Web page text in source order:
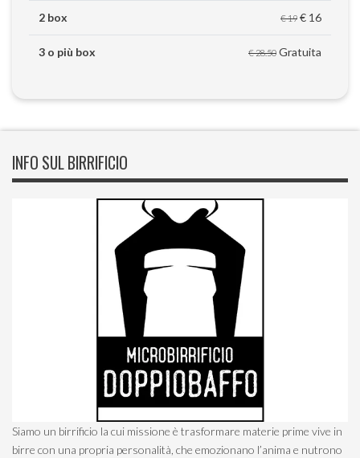
2 box € 19 € 16
3 o più box € 28.50 Gratuita
INFO SUL BIRRIFICIO
Siamo un birrificio la cui missione è trasformare materie prime vive in
birre con una propria personalità, che emozionano l’anima e nutrono